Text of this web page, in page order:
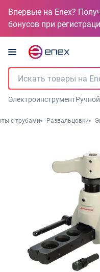
Впервые на Enex?
бонусов при
Электроинструмент
с трубами Развальцовки